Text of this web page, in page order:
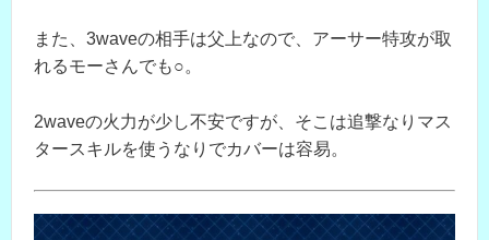
また、3waveの相手は父上なので、アーサー特攻が取
れるモーさんでも○。
2waveの火力が少し不安ですが、そこは追撃なりマス
タースキルを使うなりでカバーは容易。